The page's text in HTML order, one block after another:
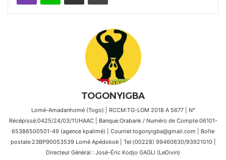
TOGONYIGBA
Lomé-Amadanhomé (Togo) | RCCM:TG-LOM 2018 A 5677 | N°
Récépissé:0425/24/03/11/HAAC | Banque:Orabank / Numéro de Compte:06101-
65386500501-49 (agence kpalimé) | Courriel:togonyigba@gmail.com | Boîte
postale:23BP90053539 Lomé Apédokoè | Tel:(00228) 99460630/93921010 |
Directeur Général : José-Éric Kodjo GAGLI (LeDivin)